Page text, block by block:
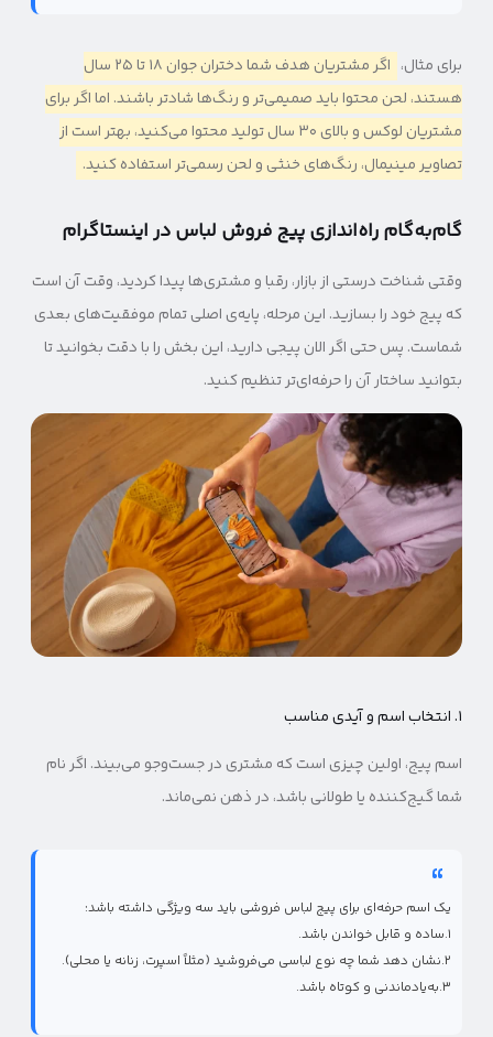
برای مثال،
اگر مشتریان هدف شما دختران جوان ۱۸ تا ۲۵ سال
هستند، لحن محتوا باید صمیمی‌تر و رنگ‌ها شادتر باشند. اما اگر برای
مشتریان لوکس و بالای ۳۰ سال تولید محتوا می‌کنید، بهتر است از
تصاویر مینیمال، رنگ‌های خنثی و لحن رسمی‌تر استفاده کنید.
گام‌به‌گام راه‌اندازی پیج فروش لباس در اینستاگرام
وقتی شناخت درستی از بازار، رقبا و مشتری‌ها پیدا کردید، وقت آن است
که پیج خود را بسازید. این مرحله، پایه‌ی اصلی تمام موفقیت‌های بعدی
شماست. پس حتی اگر الان پیجی دارید، این بخش را با دقت بخوانید تا
بتوانید ساختار آن را حرفه‌ای‌تر تنظیم کنید.
اسم پیج، اولین چیزی است که مشتری در جست‌وجو می‌بیند. اگر نام
شما گیج‌کننده یا طولانی باشد، در ذهن نمی‌ماند.
یک اسم حرفه‌ای برای پیج لباس فروشی باید سه ویژگی داشته باشد: